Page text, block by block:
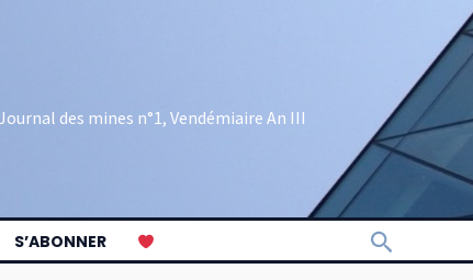
des mines n°1, Vendémiaire An III
S’ABONNER